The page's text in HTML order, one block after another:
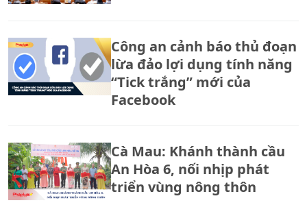
Công an cảnh báo thủ đoạn
lừa đảo lợi dụng tính năng
“Tick trắng” mới của
Facebook
Cà Mau: Khánh thành cầu
An Hòa 6, nối nhịp phát
triển vùng nông thôn